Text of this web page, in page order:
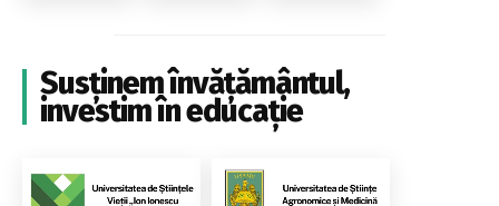
Susținem învățământul,
investim în educație